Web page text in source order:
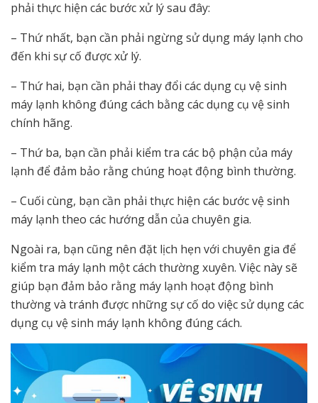
phải thực hiện các bước xử lý sau đây:
– Thứ nhất, bạn cần phải ngừng sử dụng máy lạnh cho
đến khi sự cố được xử lý.
– Thứ hai, bạn cần phải thay đổi các dụng cụ vệ sinh
máy lạnh không đúng cách bằng các dụng cụ vệ sinh
chính hãng.
– Thứ ba, bạn cần phải kiểm tra các bộ phận của máy
lạnh để đảm bảo rằng chúng hoạt động bình thường.
– Cuối cùng, bạn cần phải thực hiện các bước vệ sinh
máy lạnh theo các hướng dẫn của chuyên gia.
Ngoài ra, bạn cũng nên đặt lịch hẹn với chuyên gia để
kiểm tra máy lạnh một cách thường xuyên. Việc này sẽ
giúp bạn đảm bảo rằng máy lạnh hoạt động bình
thường và tránh được những sự cố do việc sử dụng các
dụng cụ vệ sinh máy lạnh không đúng cách.